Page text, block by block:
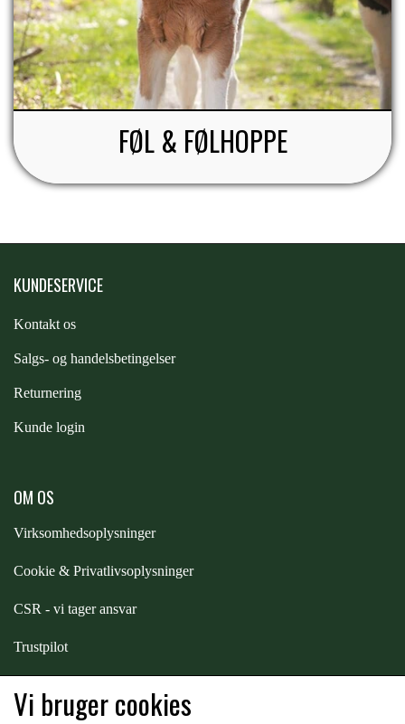
FØL & FØLHOPPE
KUNDESERVICE
Kontakt os
Salgs- og handelsbetingelser
Returnering
Kunde login
OM OS
Virksomhedsoplysninger
Cookie & Privatlivsoplysninger
CSR - vi tager ansvar
Trustpilot
Vi bruger cookies